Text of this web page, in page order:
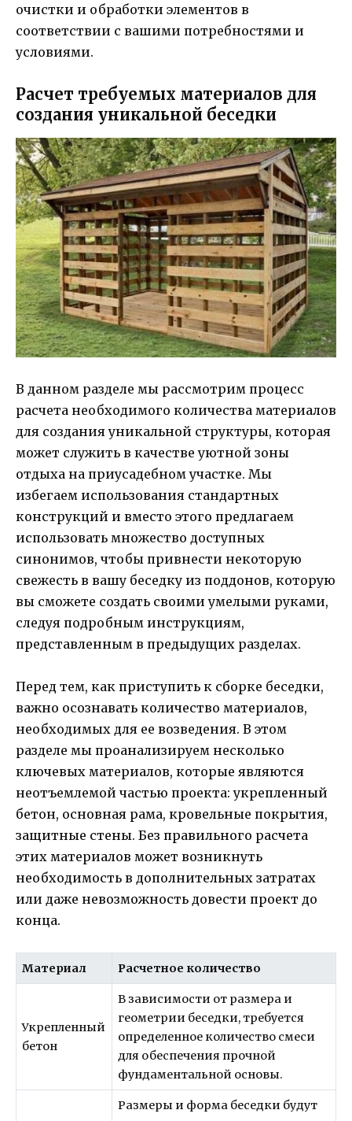
очистки и обработки элементов в
соответствии с вашими потребностями и
условиями.
Расчет требуемых материалов для
создания уникальной беседки
В данном разделе мы рассмотрим процесс
расчета необходимого количества материалов
для создания уникальной структуры, которая
может служить в качестве уютной зоны
отдыха на приусадебном участке. Мы
избегаем использования стандартных
конструкций и вместо этого предлагаем
использовать множество доступных
синонимов, чтобы привнести некоторую
свежесть в вашу беседку из поддонов, которую
вы сможете создать своими умелыми руками,
следуя подробным инструкциям,
представленным в предыдущих разделах.
Перед тем, как приступить к сборке беседки,
важно осознавать количество материалов,
необходимых для ее возведения. В этом
разделе мы проанализируем несколько
ключевых материалов, которые являются
неотъемлемой частью проекта: укрепленный
бетон, основная рама, кровельные покрытия,
защитные стены. Без правильного расчета
этих материалов может возникнуть
необходимость в дополнительных затратах
или даже невозможность довести проект до
конца.
Материал Расчетное количество
Укрепленный
бетон
В зависимости от размера и
геометрии беседки, требуется
определенное количество смеси
для обеспечения прочной
фундаментальной основы.
Размеры и форма беседки будут